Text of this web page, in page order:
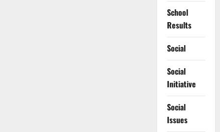
School
Results
Social
Social
Initiative
Social
Issues